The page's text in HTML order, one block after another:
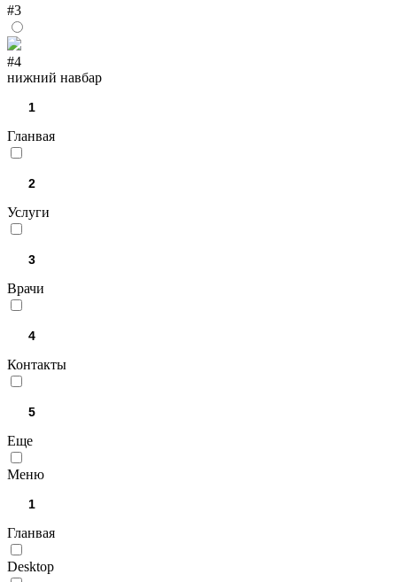
#3
#4
нижний навбар
Гланвая
Услуги
Врачи
Контакты
Еще
Меню
Гланвая
Desktop